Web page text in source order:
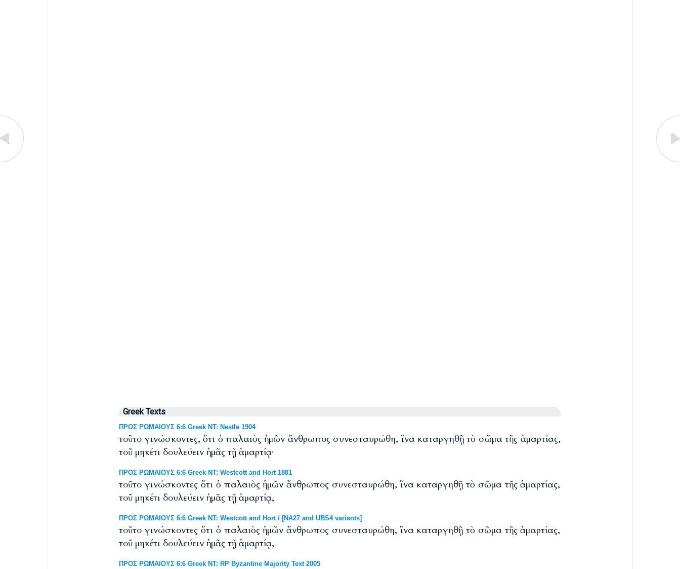
Greek Texts
ΠΡΟΣ ΡΩΜΑΙΟΥΣ 6:6 Greek NT: Nestle 1904
τοῦτο γινώσκοντες, ὅτι ὁ παλαιὸς ἡμῶν ἄνθρωπος συνεσταυρώθη, ἵνα καταργηθῇ τὸ σῶμα τῆς ἁμαρτίας,
τοῦ μηκέτι δουλεύειν ἡμᾶς τῇ ἁμαρτίᾳ·
ΠΡΟΣ ΡΩΜΑΙΟΥΣ 6:6 Greek NT: Westcott and Hort 1881
τοῦτο γινώσκοντες ὅτι ὁ παλαιὸς ἡμῶν ἄνθρωπος συνεσταυρώθη, ἵνα καταργηθῇ τὸ σῶμα τῆς ἁμαρτίας,
τοῦ μηκέτι δουλεύειν ἡμᾶς τῇ ἁμαρτίᾳ,
ΠΡΟΣ ΡΩΜΑΙΟΥΣ 6:6 Greek NT: Westcott and Hort / [NA27 and UBS4 variants]
τοῦτο γινώσκοντες ὅτι ὁ παλαιὸς ἡμῶν ἄνθρωπος συνεσταυρώθη, ἵνα καταργηθῇ τὸ σῶμα τῆς ἁμαρτίας,
τοῦ μηκέτι δουλεύειν ἡμᾶς τῇ ἁμαρτίᾳ,
ΠΡΟΣ ΡΩΜΑΙΟΥΣ 6:6 Greek NT: RP Byzantine Majority Text 2005